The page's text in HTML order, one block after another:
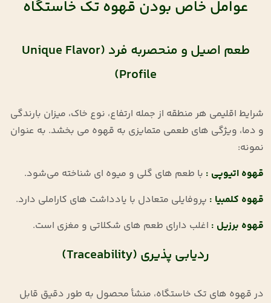
عوامل خاص بودن قهوه تک ‌خاستگاه
طعم اصیل و منحصربه ‌فرد (Unique Flavor
Profile)
شرایط اقلیمی هر منطقه از جمله ارتفاع، نوع خاک، میزان بارندگی
و دما، ویژگی ‌های طعمی متمایزی به قهوه می ‌بخشد. به عنوان
نمونه:
قهوه اتیوپی : با طعم‌ های گلی و میوه‌ ای شناخته می‌شود.
قهوه کلمبیا : پروفایلی متعادل با یادداشت ‌های کاراملی دارد.
قهوه برزیل : اغلب دارای طعم‌ های شکلاتی و مغزی است.
ردیابی ‌پذیری (Traceability)
در قهوه ‌های تک‌ خاستگاه، منشأ محصول به ‌طور دقیق قابل